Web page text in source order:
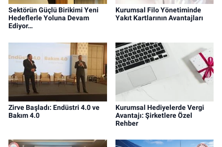
Sektörün Güçlü Birikimi Yeni
Hedeflerle Yoluna Devam
Ediyor…
Kurumsal Filo Yönetiminde
Yakıt Kartlarının Avantajları
Zirve Başladı: Endüstri 4.0 ve
Bakım 4.0
Kurumsal Hediyelerde Vergi
Avantajı: Şirketlere Özel
Rehber